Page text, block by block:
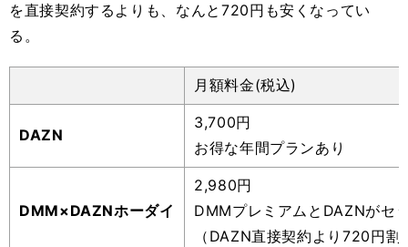
を直接契約するよりも、なんと720円も安くなってい
る。
月額料金(税込)
DAZN
3,700円
お得な年間プランあり
DMM×DAZNホーダイ
2,980円
DMMプレミアムとDAZNがセ
（DAZN直接契約より720円割